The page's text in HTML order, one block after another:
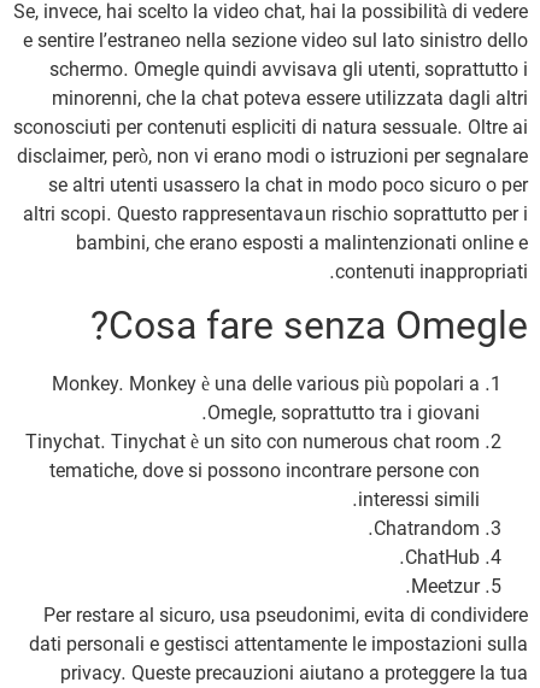
Se, invece, hai scelto la video chat, hai la possibilità di vedere
e sentire l’estraneo nella sezione video sul lato sinistro dello
schermo. Omegle quindi avvisava gli utenti, soprattutto i
minorenni, che la chat poteva essere utilizzata dagli altri
sconosciuti per contenuti espliciti di natura sessuale. Oltre ai
disclaimer, però, non vi erano modi o istruzioni per segnalare
se altri utenti usassero la chat in modo poco sicuro o per
altri scopi. Questo rappresentava un rischio soprattutto per i
bambini, che erano esposti a malintenzionati online e
contenuti inappropriati.
Cosa fare senza Omegle?
Monkey. Monkey è una delle various più popolari a
Omegle, soprattutto tra i giovani.
Tinychat. Tinychat è un sito con numerous chat room
tematiche, dove si possono incontrare persone con
interessi simili.
Chatrandom.
ChatHub.
Meetzur.
Per restare al sicuro, usa pseudonimi, evita di condividere
dati personali e gestisci attentamente le impostazioni sulla
privacy. Queste precauzioni aiutano a proteggere la tua